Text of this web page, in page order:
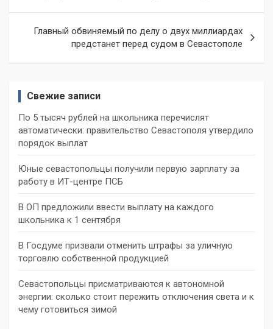
записям
Главный обвиняемый по делу о двух миллиардах
предстанет перед судом в Севастополе
Свежие записи
По 5 тысяч рублей на школьника перечислят
автоматически: правительство Севастополя утвердило
порядок выплат
Юные севастопольцы получили первую зарплату за
работу в ИТ-центре ПСБ
В ОП предложили ввести выплату на каждого
школьника к 1 сентября
В Госдуме призвали отменить штрафы за уличную
торговлю собственной продукцией
Севастопольцы присматриваются к автономной
энергии: сколько стоит пережить отключения света и к
чему готовиться зимой